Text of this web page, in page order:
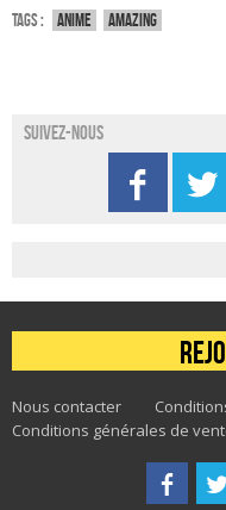
Tags : Anime Amazing
Suivez-nous
Nous contacter
Conditions générales de